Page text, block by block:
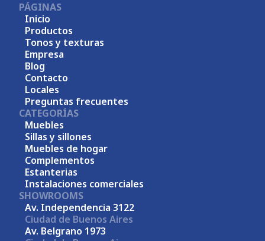
PÁGINAS
Inicio
Productos
Tonos y texturas
Empresa
Blog
Contacto
Locales
Preguntas frecuentes
CATEGORÍAS
Muebles
Sillas y sillones
Muebles de hogar
Complementos
Estanterias
Instalaciones comerciales
SHOWROOMS
Av. Independencia 3122
Ciudad de Buenos Aires
Av. Belgrano 1973